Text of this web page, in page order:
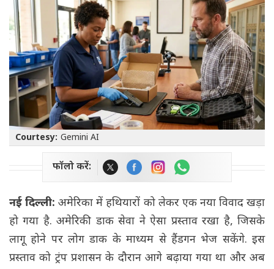
Courtesy: Gemini AI
फॉलो करें:
नई दिल्ली: अमेरिका में हथियारों को लेकर एक नया विवाद खड़ा
हो गया है. अमेरिकी डाक सेवा ने ऐसा प्रस्ताव रखा है, जिसके
लागू होने पर लोग डाक के माध्यम से हैंडगन भेज सकेंगे. इस
प्रस्ताव को ट्रंप प्रशासन के दौरान आगे बढ़ाया गया था और अब